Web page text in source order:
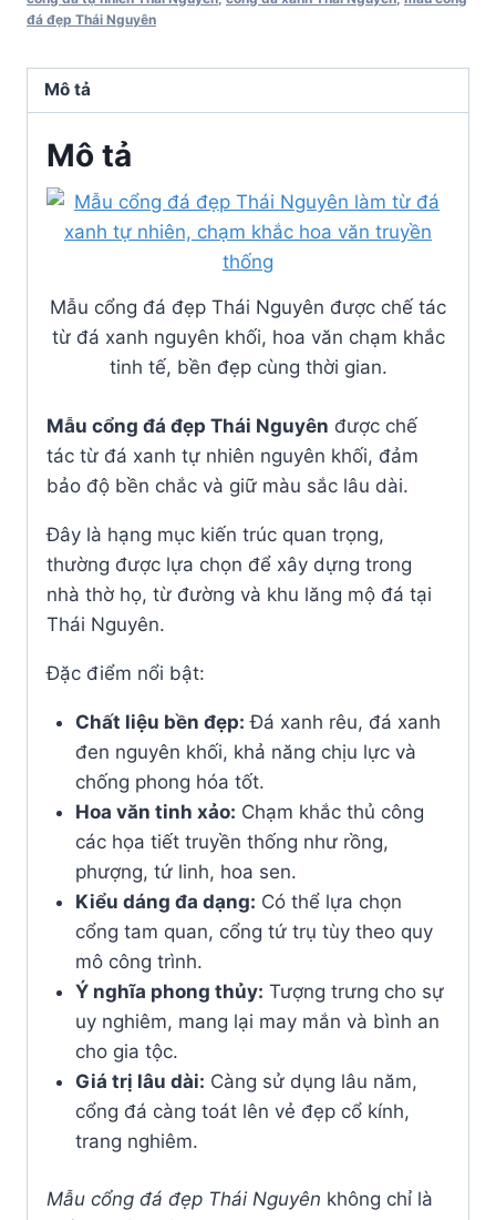
đá đẹp Thái Nguyên
Mô tả
Mô tả
Mẫu cổng đá đẹp Thái Nguyên được chế tác
từ đá xanh nguyên khối, hoa văn chạm khắc
tinh tế, bền đẹp cùng thời gian.
Mẫu cổng đá đẹp Thái Nguyên được chế
tác từ đá xanh tự nhiên nguyên khối, đảm
bảo độ bền chắc và giữ màu sắc lâu dài.
Đây là hạng mục kiến trúc quan trọng,
thường được lựa chọn để xây dựng trong
nhà thờ họ, từ đường và khu lăng mộ đá tại
Thái Nguyên.
Đặc điểm nổi bật:
Chất liệu bền đẹp: Đá xanh rêu, đá xanh
đen nguyên khối, khả năng chịu lực và
chống phong hóa tốt.
Hoa văn tinh xảo: Chạm khắc thủ công
các họa tiết truyền thống như rồng,
phượng, tứ linh, hoa sen.
Kiểu dáng đa dạng: Có thể lựa chọn
cổng tam quan, cổng tứ trụ tùy theo quy
mô công trình.
Ý nghĩa phong thủy: Tượng trưng cho sự
uy nghiêm, mang lại may mắn và bình an
cho gia tộc.
Giá trị lâu dài: Càng sử dụng lâu năm,
cổng đá càng toát lên vẻ đẹp cổ kính,
trang nghiêm.
Mẫu cổng đá đẹp Thái Nguyên không chỉ là